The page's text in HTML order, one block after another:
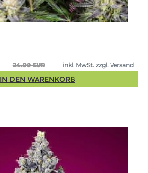
24.90 EUR inkl. MwSt. zzgl. Versand
IN DEN WARENKORB